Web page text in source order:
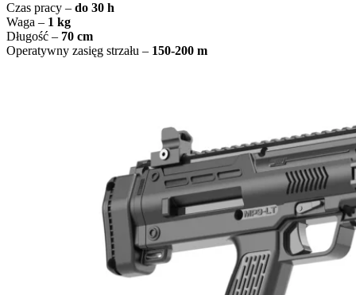
Czas pracy – do 30 h
Waga – 1 kg
Długość – 70 cm
Operatywny zasięg strzału – 150-200 m